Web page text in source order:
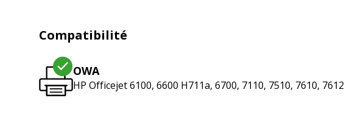
Compatibilité
OWA
HP Officejet 6100, 6600 H711a, 6700, 7110, 7510, 7610, 7612